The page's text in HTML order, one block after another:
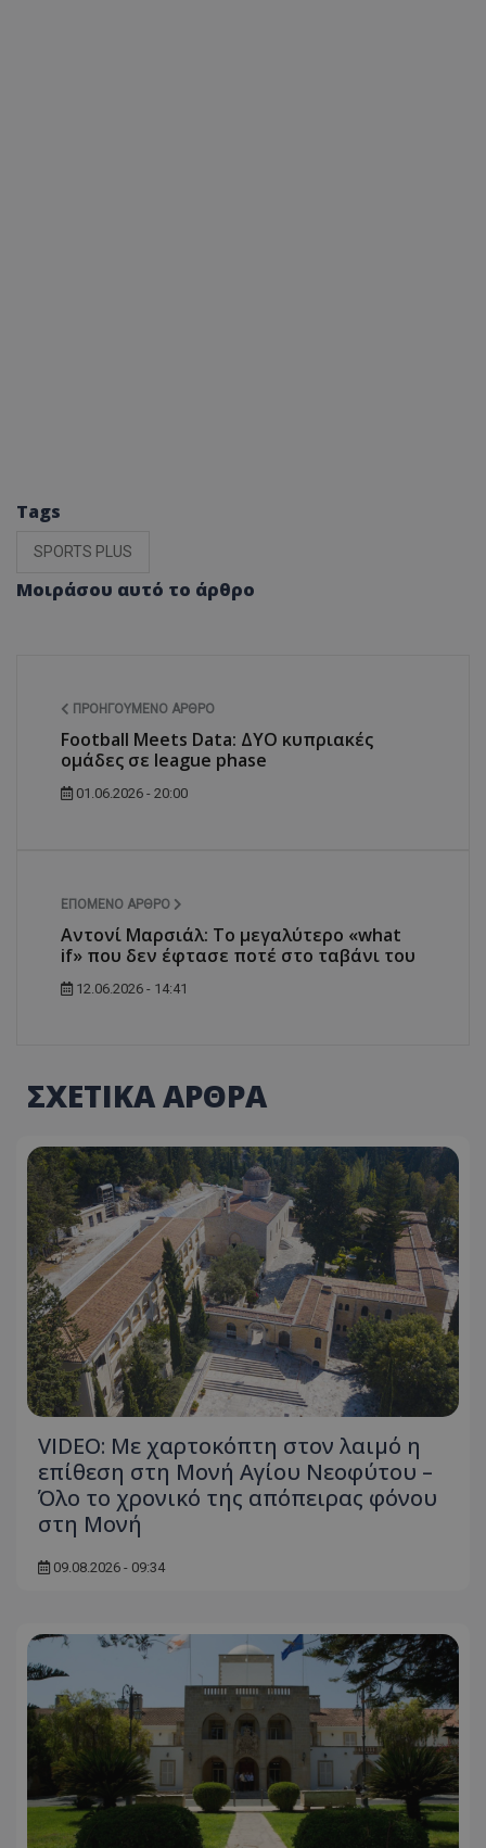
Tags
SPORTS PLUS
Μοιράσου αυτό το άρθρο
ΠΡΟΗΓΟΎΜΕΝΟ ΆΡΘΡΟ
Football Meets Data: ΔΥΟ κυπριακές
ομάδες σε league phase
01.06.2026 - 20:00
ΕΠΌΜΕΝΟ ΆΡΘΡΟ
Αντονί Μαρσιάλ: Το μεγαλύτερο «what
if» που δεν έφτασε ποτέ στο ταβάνι του
12.06.2026 - 14:41
ΣΧΕΤΙΚΑ ΑΡΘΡΑ
VIDEO: Με χαρτοκόπτη στον λαιμό η
επίθεση στη Μονή Αγίου Νεοφύτου –
Όλο το χρονικό της απόπειρας φόνου
στη Μονή
09.08.2026 - 09:34